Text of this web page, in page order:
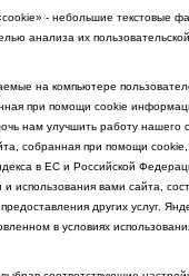
- небольшие текстовые
анализа их пользовательской
на компьютере
при помощи cookie
нам улучшить работу нашего
собранная при помощи cookie,
в ЕС и Российской
использования вами сайта,
других услуг.
в условиях